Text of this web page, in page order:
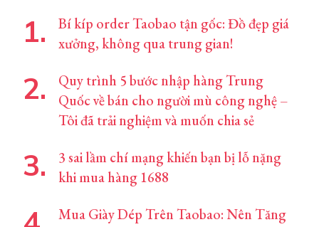
Bí kíp order Taobao tận gốc: Đồ đẹp giá
xưởng, không qua trung gian!
Quy trình 5 bước nhập hàng Trung
Quốc về bán cho người mù công nghệ –
Tôi đã trải nghiệm và muốn chia sẻ
3 sai lầm chí mạng khiến bạn bị lỗ nặng
khi mua hàng 1688
Mua Giày Dép Trên Taobao: Nên Tăng